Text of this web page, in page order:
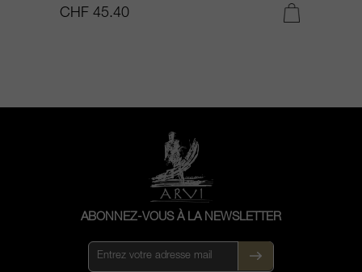
CHF 45.40
ABONNEZ-VOUS À LA NEWSLETTER